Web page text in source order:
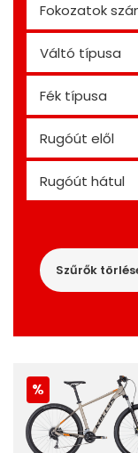
Fokozatok
Váltó típusa
Fék típusa
Rugóút elől
Rugóút hátul
Szűrők